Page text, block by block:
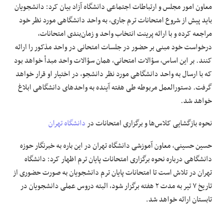
معاون امور مجلس و ارتباطات اجتماعی دانشگاه آزاد بیان کرد: دانشجویان
باید پیش از شروع امتحانات ترم جاری، به واحد دانشگاهی مورد نظر خود
مراجعه کرده و با ارائه پرینت انتخاب واحد و زمان‌بندی امتحانات،
درخواست خود مبنی بر حضور در جلسات امتحانی در واحد مذکور را ارائه
کنند. بر این اساس، سؤالات امتحانی، همان سؤالات واحد مبدأ خواهد بود
که با ارسال به واحد دانشگاهی مورد نظر دانشجو، در اختیار او قرار خواهد
گرفت. دستورالعمل مربوطه طی هفته آینده به واحد‌های دانشگاهی ابلاغ
خواهد شد.
نحوه بازگشایی کلاس‌ها و برگزاری امتحانات دردانشگاه تهران
حسین حسینی، معاون آموزشی دانشگاه تهران در این باره به خبرنگارحوزه
دانشگاهیدرباره نحوه برگزاری امتحانات پایان ترم اظهار کرد: دانشگاه
تهران در تلاش است تا امتحانات پایان ترم دانشجویان به صورت حضوری از
تاریخ ۷ تیر به مدت ۲ هفته برگزار شود، البته دروس عملی دانشجویان در
تابستان ارائه خواهد شد.